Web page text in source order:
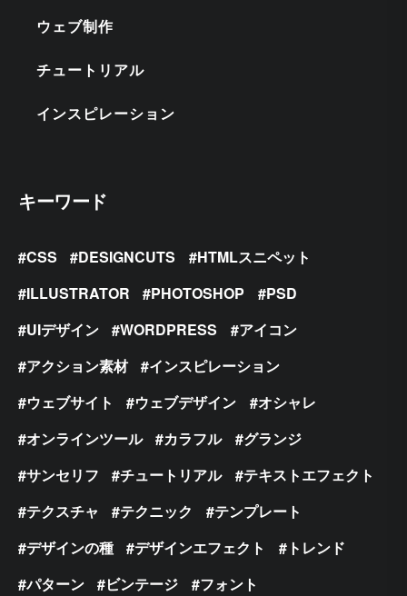
ウェブ制作
チュートリアル
インスピレーション
キーワード
CSS DESIGNCUTS
HTMLスニペット
ILLUSTRATOR
PHOTOSHOP
PSD
UIデザイン
WORDPRESS
アイコン
アクション素材
インスピレーション
ウェブサイト
ウェブデザイン
オシャレ
オンラインツール
カラフル
グランジ
サンセリフ
チュートリアル
テキストエフェクト
テクスチャ
テクニック
テンプレート
デザインの種
デザインエフェクト
トレンド
パターン
ビンテージ
フォント